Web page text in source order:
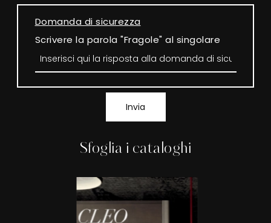
Sfoglia i cataloghi
Domanda di sicurezza
Scrivere la parola "Fragole" al singolare
Invia